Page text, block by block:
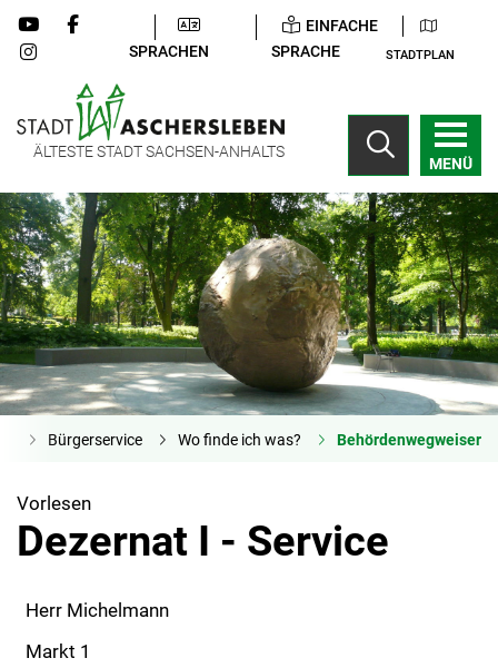
SPRACHEN
EINFACHE
SPRACHE
STADTPLAN
ÄLTESTE STADT SACHSEN-ANHALTS
MENÜ
Bürgerservice Wo finde ich was? Behördenwegweiser
Vorlesen
Dezernat I - Service
Herr Michelmann
Markt 1